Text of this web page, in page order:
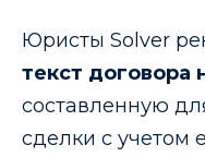
Юристы Solver
текст договора
составленную
сделки с учетом